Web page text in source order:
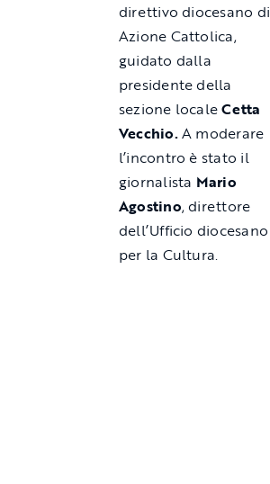
direttivo diocesano di
Azione Cattolica,
guidato dalla
presidente della
sezione localeCetta
Vecchio.A moderare
l’incontro è stato il
giornalista Mario
Agostino, direttore
dell’Ufficio diocesano
per la Cultura.